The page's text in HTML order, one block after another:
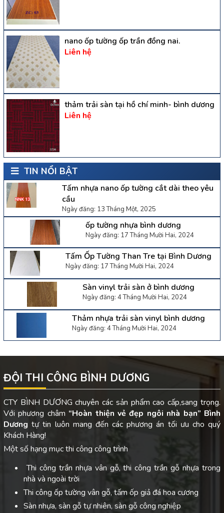
nano ốp tường ốp trần đồng nai.
Liên hệ
thảm trải sàn tại hồ chí minh- bình dương
Liên hệ
TIN NỔI BẬT
Tấm nhựa nano ốp tường cắt dài theo yêu
cầu
Ngày đăng: 13 Tháng Một, 2025
ốp tường nhựa bình dương
Ngày đăng: 17 Tháng Mười Hai, 2024
Tấm Ốp Tường Than Tre tại Bình Dương
Ngày đăng: 17 Tháng Mười Hai, 2024
Sàn vinyl trải sàn ở bình dương
Ngày đăng: 4 Tháng Mười Hai, 2024
Thảm nhựa trải sàn vinyl bình dương
Ngày đăng: 4 Tháng Mười Hai, 2024
ĐỘI THI CÔNG BÌNH DƯƠNG
CTY BÌNH DƯƠNG chuyên các sản phẩm cao cấp,sang trọng.
Với phương châm “Hoàn thiện vẻ đẹp ngôi nhà bạn” Bình
Dươngtự tin luôn mang đến các phương án tối ưu cho quý
Khách Hàng!
Một số hạng mục thi công công trình
Thi công trần nhựa vân gỗ, thi công trần gỗ nhựa trong
nhà và ngoài trời
Thi công ốp tường vân gỗ, tấm ốp giả đá hoa cương
Sàn nhựa, sàn gỗ tự nhiên, sàn gỗ công nghiệp